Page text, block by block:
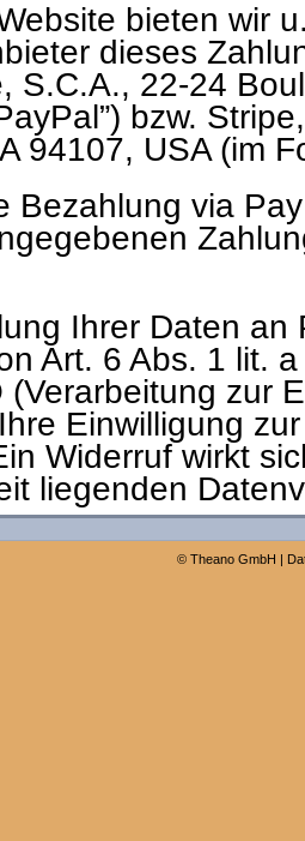
bieten wir
dieses
S.C.A., 22-24
bzw.
94107, USA (im
Bezahlung via
Ihrer Daten
Art. 6 Abs. 1 lit.
(Verarbeitung zur
Einwilligung
Widerruf wirkt
liegenden
© Theano GmbH |